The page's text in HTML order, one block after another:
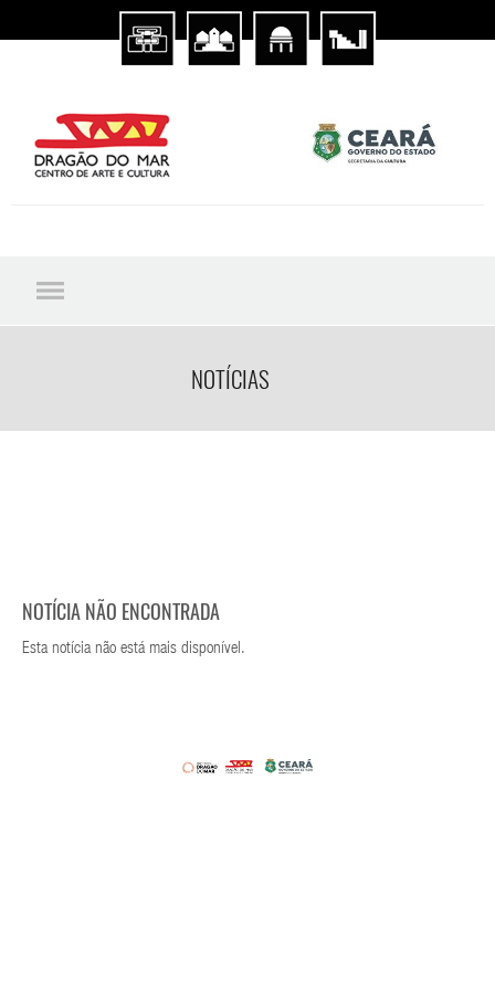
NOTÍCIAS
NOTÍCIA NÃO ENCONTRADA
Esta notícia não está mais disponível.